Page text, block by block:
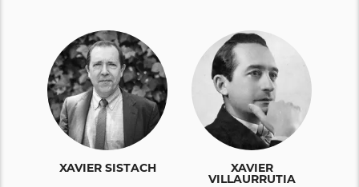
XAVIER SISTACH XAVIER
VILLAURRUTIA